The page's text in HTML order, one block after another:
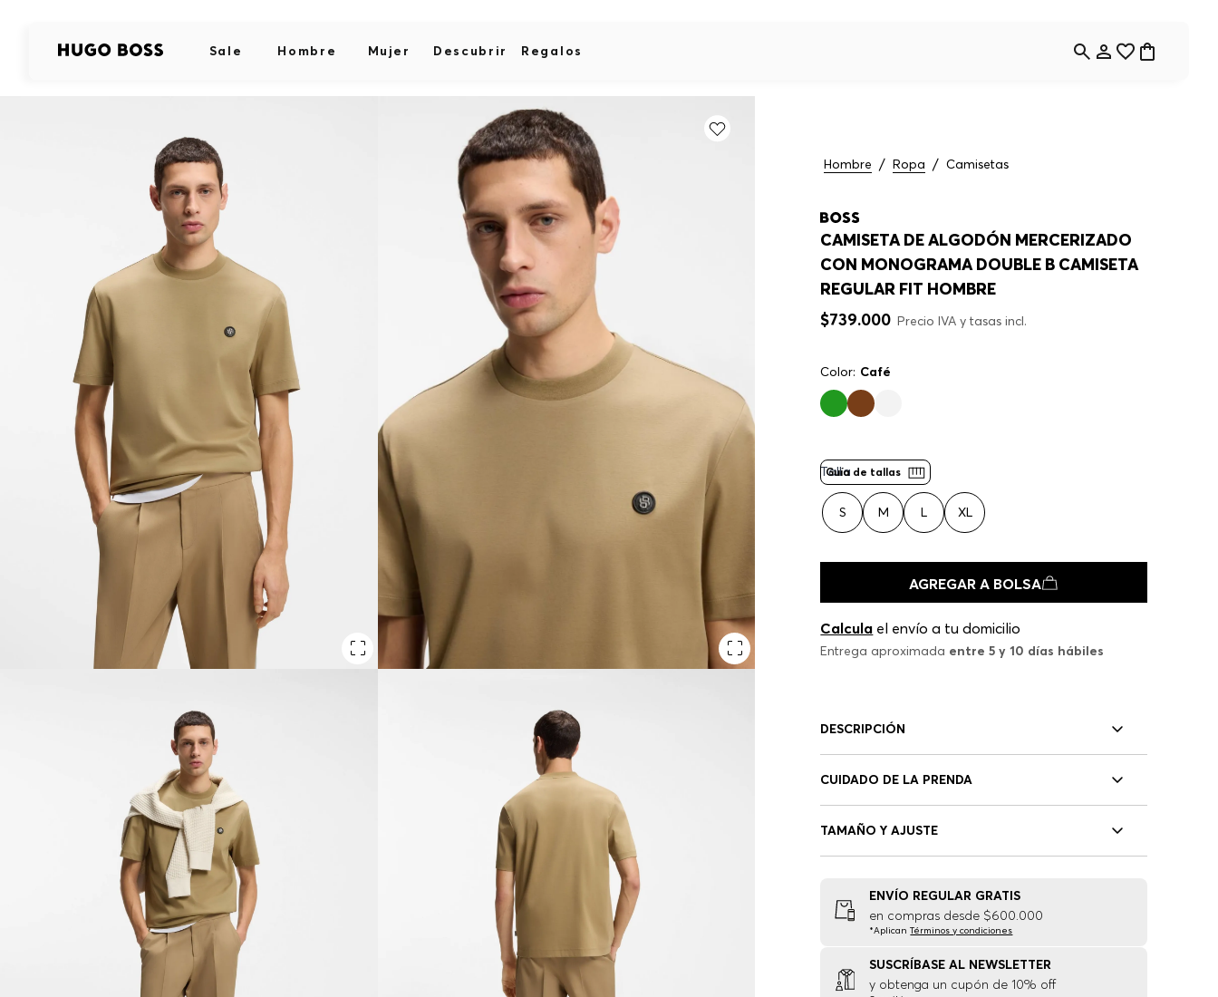
Sale Hombre Mujer Descubrir Regalos
Hombre Ropa Camisetas
CAMISETA DE ALGODÓN MERCERIZADO
CON MONOGRAMA DOUBLE B CAMISETA
REGULAR FIT HOMBRE
$739.000 Precio IVA y tasas incl.
Color: Café
Guía de tallas
Talla
S M L XL
AGREGAR A BOLSA
Calcula el envío a tu domicilio
Entrega aproximada entre 5 y 10 días hábiles
DESCRIPCIÓN
CUIDADO DE LA PRENDA
TAMAÑO Y AJUSTE
ENVÍO REGULAR GRATIS
en compras desde $600.000
*AplicanTérminos y condiciones
SUSCRÍBASE AL NEWSLETTER
y obtenga un cupón de 10% off